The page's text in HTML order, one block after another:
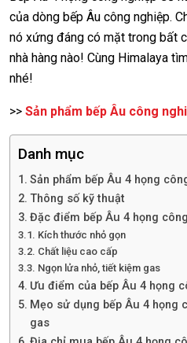
của dòng bếp Âu công nghiệp.
nó xứng đáng có mặt trong bất
nhà hàng nào! Cùng Himalaya
nhé!
>> Sản phẩm bếp Âu công
Danh mục
Sản phẩm bếp Âu 4 họng
Thông số kỹ thuật
Đặc điểm bếp Âu 4 họng
Kích thước nhỏ gọn
Chất liệu cao cấp
Ngọn lửa nhỏ, tiết kiệm gas
Ưu điểm của bếp Âu 4 họng
Mẹo sử dụng bếp Âu 4 họng
gas